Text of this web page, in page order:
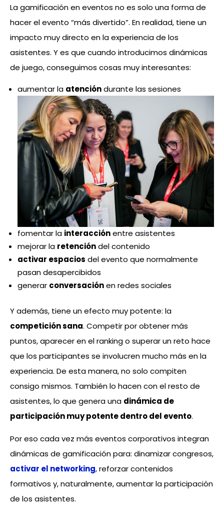
La gamificación en eventos no es solo una forma de
hacer el evento “más divertido”. En realidad, tiene un
impacto muy directo en la experiencia de los
asistentes. Y es que cuando introducimos dinámicas
de juego, conseguimos cosas muy interesantes:
aumentar la atencióndurante las sesiones
fomentar la interacciónentre asistentes
mejorar la retencióndel contenido
activar espacios del evento que normalmente
pasan desapercibidos
generar conversaciónen redes sociales
Y además, tiene un efecto muy potente: la
competición sana. Competir por obtener más
puntos, aparecer en el ranking o superar un reto hace
que los participantes se involucren mucho más en la
experiencia. De esta manera, no solo compiten
consigo mismos. También lo hacen con el resto de
asistentes, lo que genera una dinámica de
participación muy potente dentro del evento.
Por eso cada vez más eventos corporativos integran
dinámicas de gamificación para: dinamizar congresos,
activar el networking, reforzar contenidos
formativos y, naturalmente, aumentar la participación
de los asistentes.